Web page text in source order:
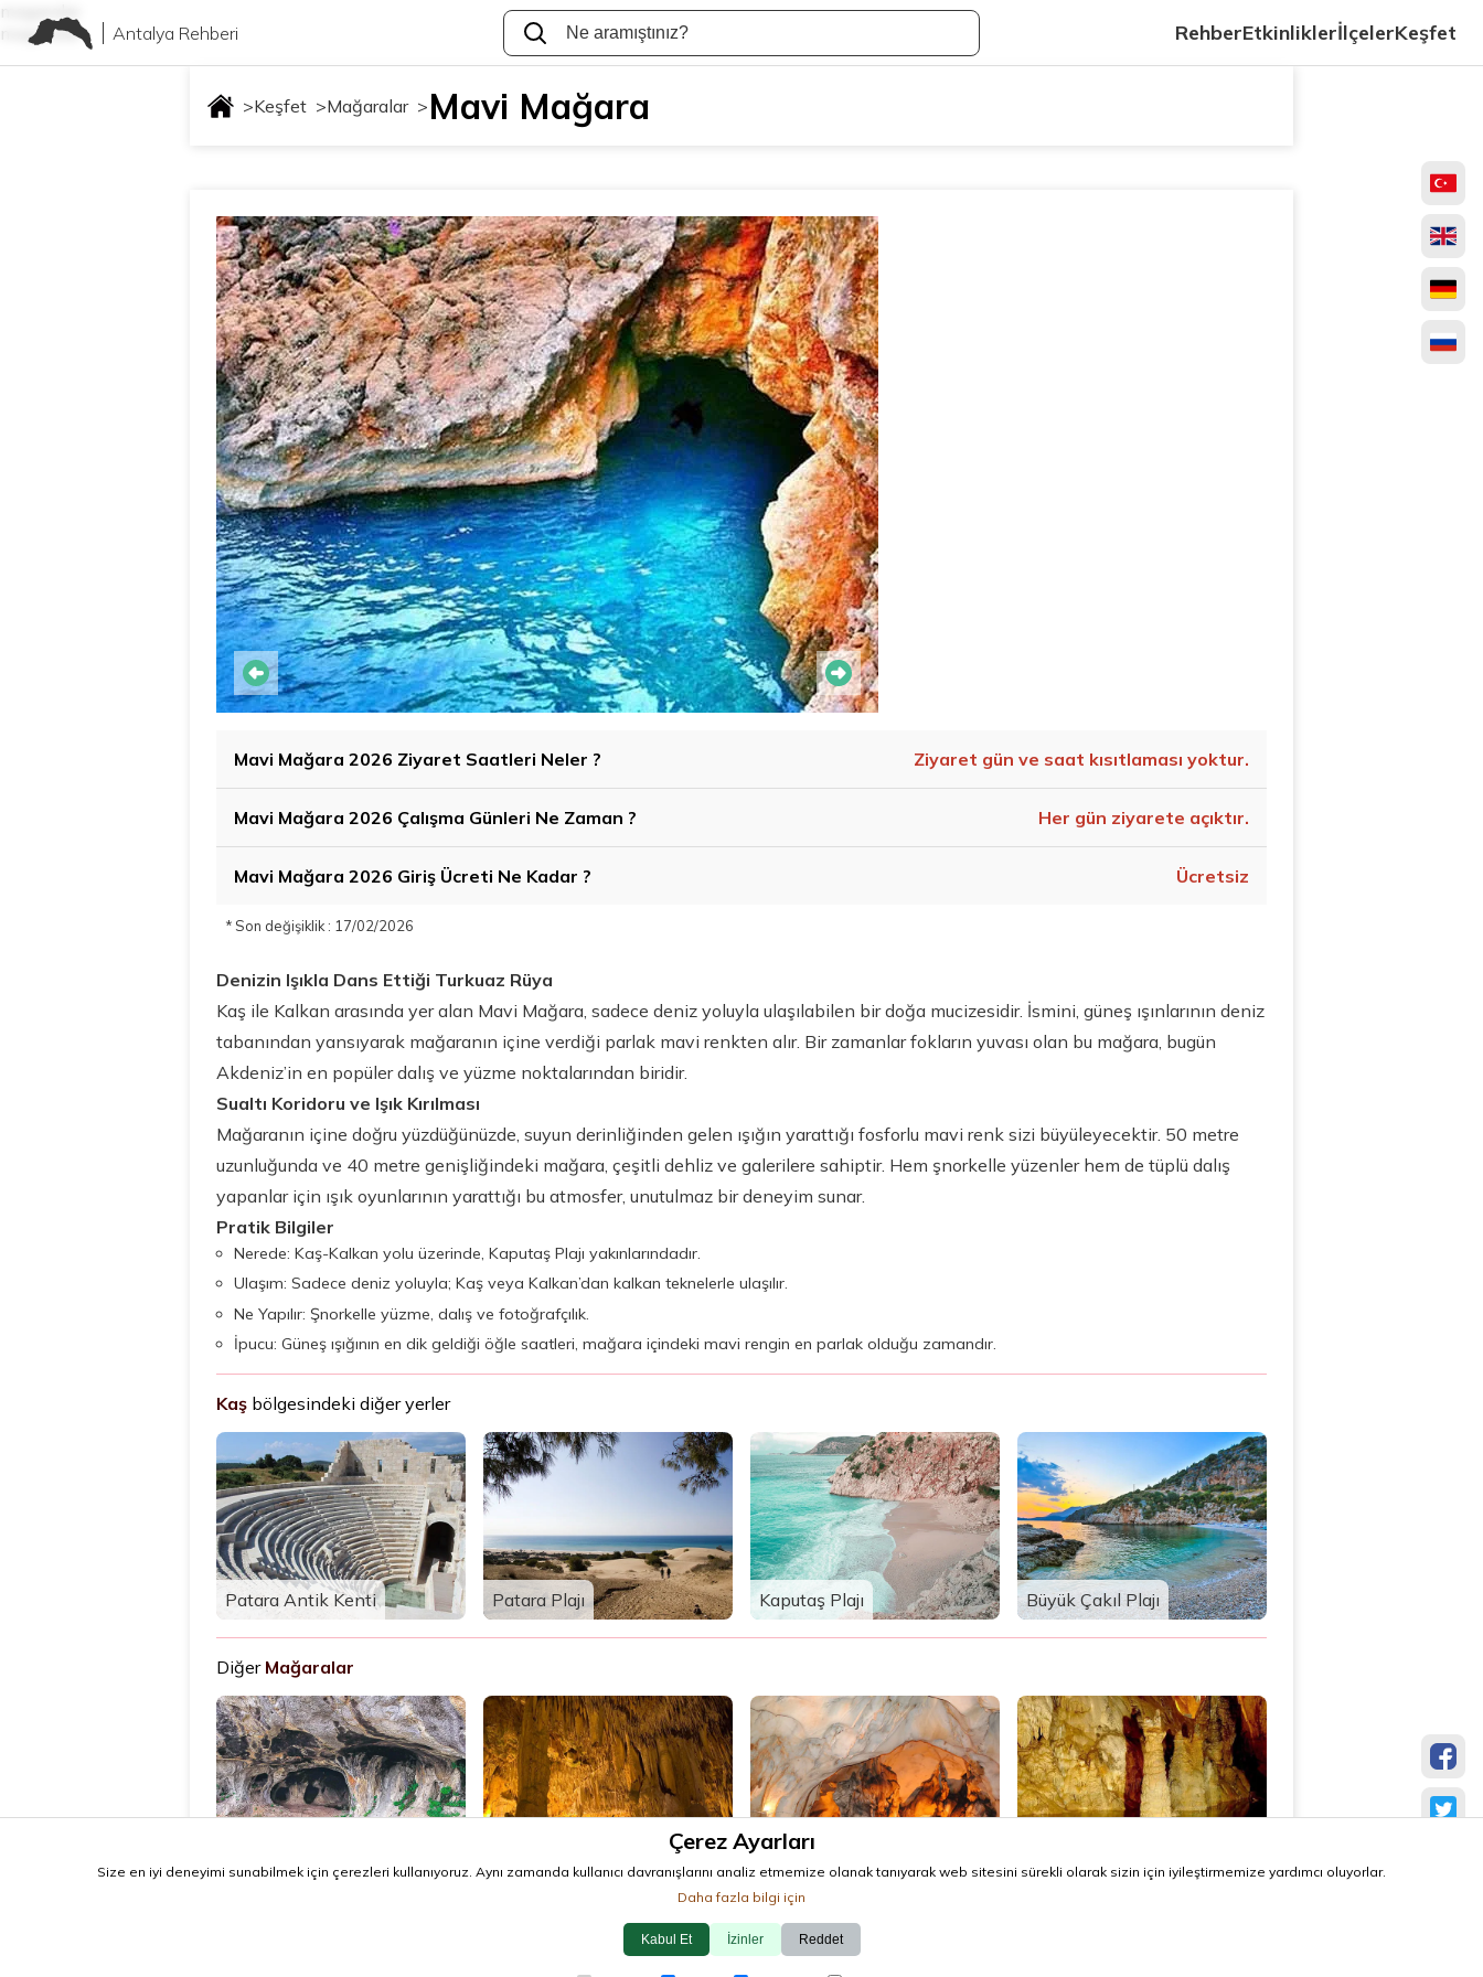
magaralar
magaralar
Antalya Rehberi RehberEtkinliklerİlçelerKeşfet
>Keşfet >Mağaralar > Mavi Mağara
Mavi Mağara 2026 Ziyaret Saatleri Neler ? Ziyaret gün ve saat kısıtlaması yoktur.
Mavi Mağara 2026 Çalışma Günleri Ne Zaman ? Her gün ziyarete açıktır.
Mavi Mağara 2026 Giriş Ücreti Ne Kadar ? Ücretsiz
* Son değişiklik : 17/02/2026
Denizin Işıkla Dans Ettiği Turkuaz Rüya
Kaş ile Kalkan arasında yer alan Mavi Mağara, sadece deniz yoluyla ulaşılabilen bir doğa mucizesidir. İsmini, güneş ışınlarının deniz
tabanından yansıyarak mağaranın içine verdiği parlak mavi renkten alır. Bir zamanlar fokların yuvası olan bu mağara, bugün
Akdeniz’in en popüler dalış ve yüzme noktalarından biridir.
Sualtı Koridoru ve Işık Kırılması
Mağaranın içine doğru yüzdüğünüzde, suyun derinliğinden gelen ışığın yarattığı fosforlu mavi renk sizi büyüleyecektir. 50 metre
uzunluğunda ve 40 metre genişliğindeki mağara, çeşitli dehliz ve galerilere sahiptir. Hem şnorkelle yüzenler hem de tüplü dalış
yapanlar için ışık oyunlarının yarattığı bu atmosfer, unutulmaz bir deneyim sunar.
Pratik Bilgiler
Nerede: Kaş-Kalkan yolu üzerinde, Kaputaş Plajı yakınlarındadır.
Ulaşım: Sadece deniz yoluyla; Kaş veya Kalkan’dan kalkan teknelerle ulaşılır.
Ne Yapılır: Şnorkelle yüzme, dalış ve fotoğrafçılık.
İpucu: Güneş ışığının en dik geldiği öğle saatleri, mağara içindeki mavi rengin en parlak olduğu zamandır.
Kaş bölgesindeki diğer yerler
Patara Antik Kenti Patara Plajı Kaputaş Plajı Büyük Çakıl Plajı
Diğer Mağaralar
Karain Mağarası Damlataş Mağarası Yalan Dünya Mağarası Dim Mağarası
Çerez Ayarları
Size en iyi deneyimi sunabilmek için çerezleri kullanıyoruz. Aynı zamanda kullanıcı davranışlarını analiz etmemize olanak tanıyarak web sitesini sürekli olarak sizin için iyileştirmemize yardımcı oluyorlar.
Daha fazla bilgi için
Kabul Et İzinler Reddet